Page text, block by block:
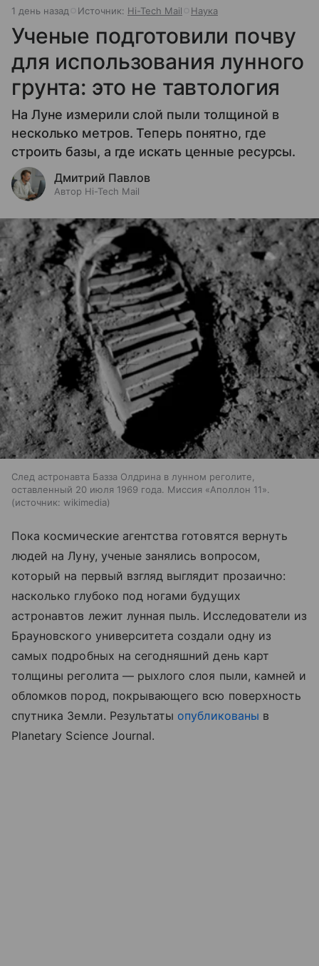
1 день назад Источник: Hi-Tech Mail Наука
Ученые подготовили почву
для использования лунного
грунта: это не тавтология
На Луне измерили слой пыли толщиной в
несколько метров. Теперь понятно, где
строить базы, а где искать ценные ресурсы.
Дмитрий Павлов
Автор Hi-Tech Mail
След астронавта Базза Олдрина в лунном реголите,
оставленный 20 июля 1969 года. Миссия «Аполлон 11».
источник: wikimedia
Пока космические агентства готовятся вернуть
людей на Луну, ученые занялись вопросом,
который на первый взгляд выглядит прозаично:
насколько глубоко под ногами будущих
астронавтов лежит лунная пыль. Исследователи из
Брауновского университета создали одну из
самых подробных на сегодняшний день карт
толщины реголита — рыхлого слоя пыли, камней и
обломков пород, покрывающего всю поверхность
спутника Земли. Результаты опубликованы в
Planetary Science Journal.